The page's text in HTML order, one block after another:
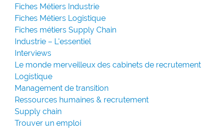
Fiches Métiers Industrie
Fiches Métiers Logistique
Fiches métiers Supply Chain
Industrie – L'essentiel
Interviews
Le monde merveilleux des cabinets de recrutement
Logistique
Management de transition
Ressources humaines & recrutement
Supply chain
Trouver un emploi